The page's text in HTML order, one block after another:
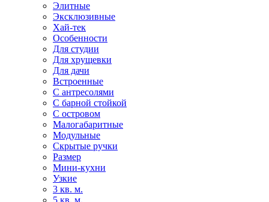
Элитные
Эксклюзивные
Хай-тек
Особенности
Для студии
Для хрущевки
Для дачи
Встроенные
С антресолями
С барной стойкой
С островом
Малогабаритные
Модульные
Скрытые ручки
Размер
Мини-кухни
Узкие
3 кв. м.
5 кв. м.